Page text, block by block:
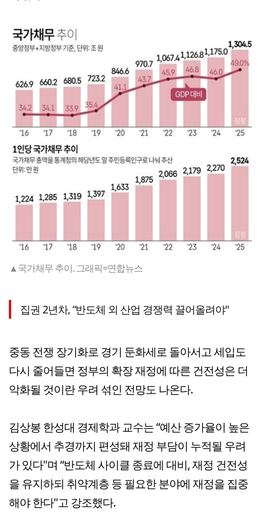
▲국가채무 추이. 그래픽=연합뉴스
집권 2년차, “반도체 외 산업 경쟁력 끌어올려야"
중동 전쟁 장기화로 경기 둔화세로 돌아서고 세입도
다시 줄어들면 정부의 확장 재정에 따른 건전성은 더
악화될 것이란 우려 섞인 전망도 나온다.
김상봉 한성대 경제학과 교수는 “예산 증가율이 높은
상황에서 추경까지 편성돼 재정 부담이 누적될 우려
가 있다"며 “반도체 사이클 종료에 대비, 재정 건전성
을 유지하되 취약계층 등 필요한 분야에 재정을 집중
해야 한다"고 강조했다.